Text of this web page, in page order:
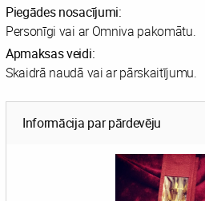
Piegādes nosacījumi:
Personīgi vai ar Omniva pakomātu.
Apmaksas veidi:
Skaidrā naudā vai ar pārskaitījumu.
Informācija par pārdevēju